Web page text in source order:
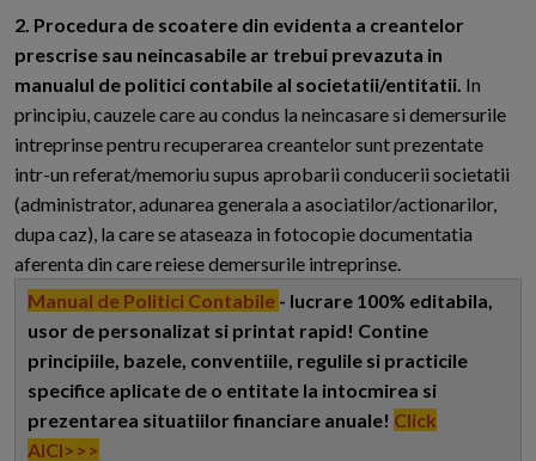
2. Procedura de scoatere din evidenta a creantelor
prescrise sau neincasabile ar trebui prevazuta in
manualul de politici contabile al societatii/entitatii. In
principiu, cauzele care au condus la neincasare si demersurile
intreprinse pentru recuperarea creantelor sunt prezentate
intr-un referat/memoriu supus aprobarii conducerii societatii
(administrator, adunarea generala a asociatilor/actionarilor,
dupa caz), la care se ataseaza in fotocopie documentatia
aferenta din care reiese demersurile intreprinse.
Manual de Politici Contabile - lucrare 100% editabila,
usor de personalizat si printat rapid! Contine
principiile, bazele, conventiile, regulile si practicile
specifice aplicate de o entitate la intocmirea si
prezentarea situatiilor financiare anuale! Click
AICI>>>